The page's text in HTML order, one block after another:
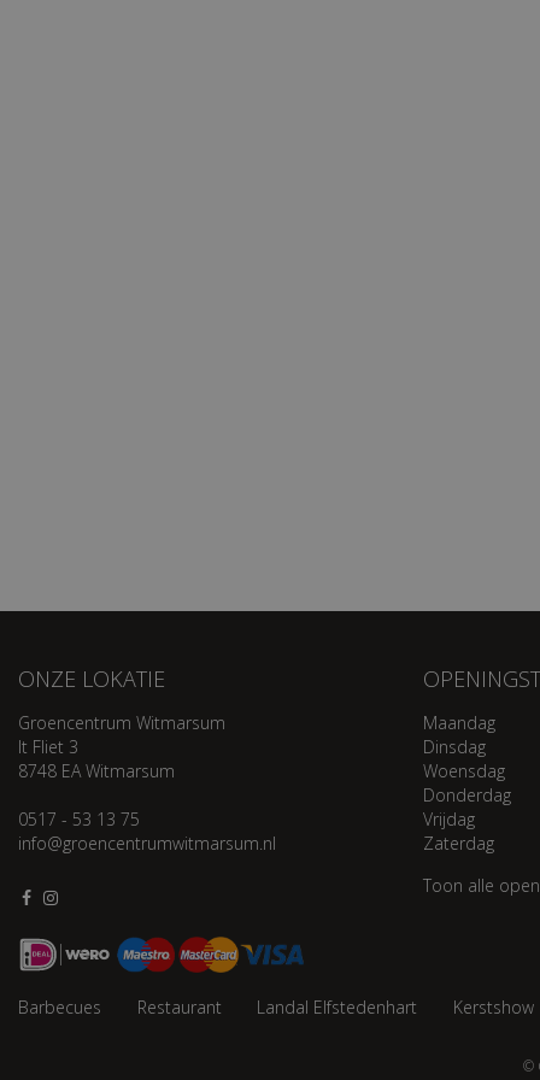
ONZE LOKATIE
Groencentrum Witmarsum
It Fliet 3
8748 EA Witmarsum
0517 - 53 13 75
info@groencentrumwitmarsum.nl
Maandag
Dinsdag
Woensdag
Donderdag
Vrijdag
Zaterdag
Toon alle
Barbecues Restaurant Landal Elfstedenhart Kerstshow
©